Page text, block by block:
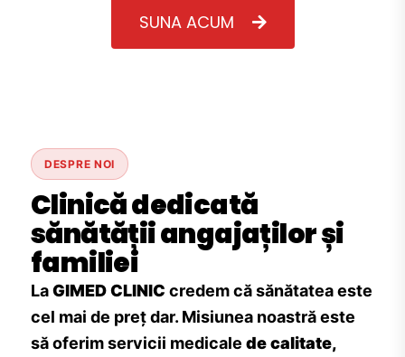
SUNA ACUM
DESPRE NOI
Clinică dedicată
sănătății angajaților și
familiei
LaGIMED CLINIC credem că sănătatea este
cel mai de preț dar. Misiunea noastră este
să oferim servicii medicale de calitate,